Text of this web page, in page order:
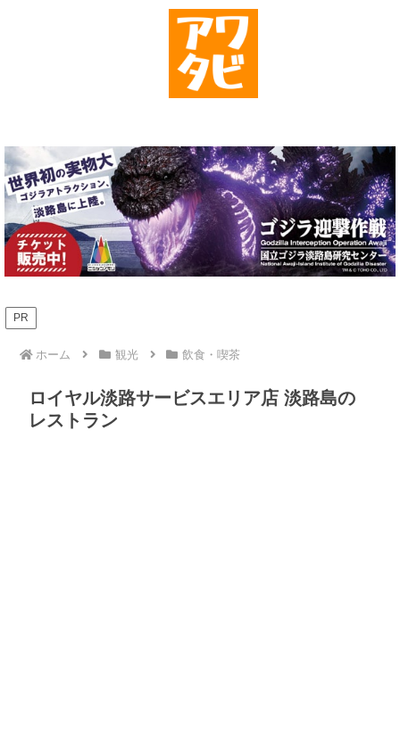
PR
ホーム 観光 飲食・喫茶
ロイヤル淡路サービスエリア店 淡路島の
レストラン